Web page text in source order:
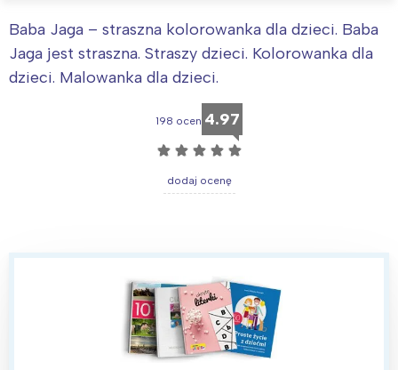
Baba Jaga – straszna kolorowanka dla dzieci. Baba
Jaga jest straszna. Straszy dzieci. Kolorowanka dla
dzieci. Malowanka dla dzieci.
198 ocen 4.97
☆ ☆ ☆ ☆ ☆
dodaj ocenę